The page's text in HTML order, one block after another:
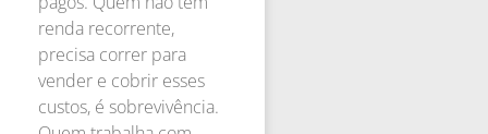
renda recorrente,
precisa correr para
vender e cobrir esses
custos, é sobrevivência.